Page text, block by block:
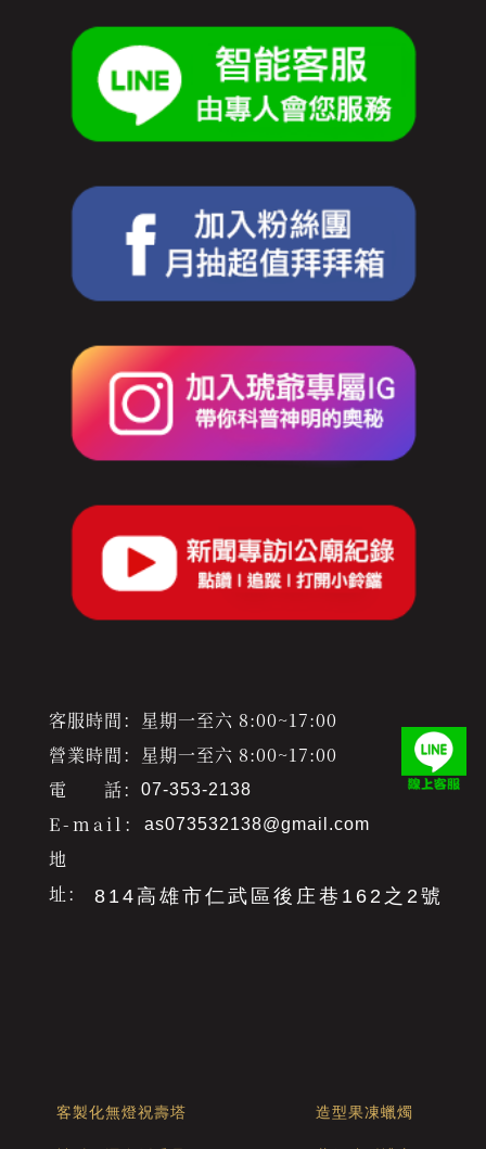
客服時間：星期一至六 8:00~17:00
營業時間：星期一至六 8:00~17:00
電 話：
07-353-2138
E-mail： as073532138@gmail.com
地
址：
814高雄市仁武區後庄巷162之2號
客製化無燈祝壽塔 造型果凍蠟燭